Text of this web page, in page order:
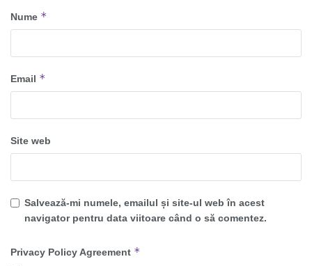
Nume *
Email *
Site web
Salvează-mi numele, emailul și site-ul web în acest
navigator pentru data viitoare când o să comentez.
Privacy Policy Agreement *